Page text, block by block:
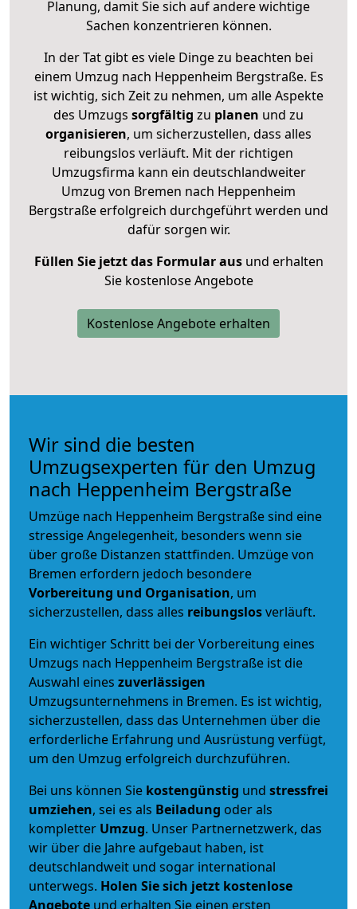
Planung, damit Sie sich auf andere wichtige
Sachen konzentrieren können.
In der Tat gibt es viele Dinge zu beachten bei
einem Umzug nach Heppenheim Bergstraße. Es
ist wichtig, sich Zeit zu nehmen, um alle Aspekte
des Umzugs sorgfältig zu planen und zu
organisieren, um sicherzustellen, dass alles
reibungslos verläuft. Mit der richtigen
Umzugsfirma kann ein deutschlandweiter
Umzug von Bremen nach Heppenheim
Bergstraße erfolgreich durchgeführt werden und
dafür sorgen wir.
Füllen Sie jetzt das Formular ausund erhalten
Sie kostenlose Angebote
Kostenlose Angebote erhalten
Wir sind die besten
Umzugsexperten für den Umzug
nach Heppenheim Bergstraße
Umzüge nach Heppenheim Bergstraße sind eine
stressige Angelegenheit, besonders wenn sie
über große Distanzen stattfinden. Umzüge von
Bremen erfordern jedoch besondere
Vorbereitung und Organisation, um
sicherzustellen, dass alles reibungslosverläuft.
Ein wichtiger Schritt bei der Vorbereitung eines
Umzugs nach Heppenheim Bergstraße ist die
Auswahl eines zuverlässigen
Umzugsunternehmens in Bremen. Es ist wichtig,
sicherzustellen, dass das Unternehmen über die
erforderliche Erfahrung und Ausrüstung verfügt,
um den Umzug erfolgreich durchzuführen.
Bei uns können Sie kostengünstig und stressfrei
umziehen, sei es als Beiladung oder als
kompletter Umzug. Unser Partnernetzwerk, das
wir über die Jahre aufgebaut haben, ist
deutschlandweit und sogar international
unterwegs. Holen Sie sich jetzt kostenlose
Angebote und erhalten Sie einen ersten